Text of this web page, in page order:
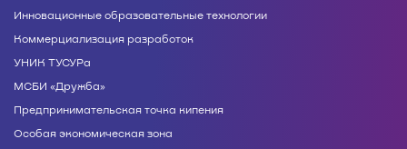
Инновационные образовательные технологии
Коммерциализация разработок
УНИК ТУСУРа
МСБИ «Дружба»
Предпринимательская точка кипения
Особая экономическая зона